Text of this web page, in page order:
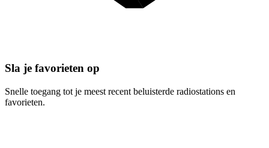
Sla je favorieten op
Snelle toegang tot je meest recent beluisterde radiostations en
favorieten.